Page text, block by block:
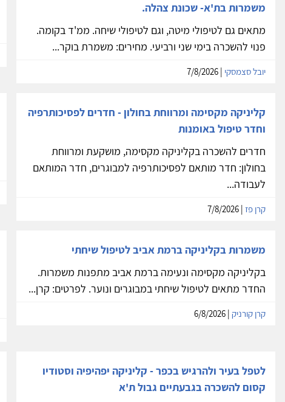
משמרות בת'א- שכונת צהלה.
מתאים גם לטיפולי מיטה, וגם לטיפולי שיחה. ממ'ד בקומה.
פנוי להשכרה בימי שני ורביעי. מחירים: משמרת בוקר...
יובל סצמסקי
קליניקה מקסימה ומרווחת בחולון - חדרים לפסיכותרפיה
וחדר טיפול באומנות
חדרים להשכרה בקליניקה מקסימה, מושקעת ומרווחת
בחולון: חדר מותאם לפסיכותרפיה למבוגרים, חדר המותאם
לעבודה...
קרן פז
משמרות בקליניקה ברמת אביב לטיפול שיחתי
בקליניקה מקסימה ונעימה ברמת אביב מתפנות משמרות.
החדר מתאים לטיפול שיחתי במבוגרים ונוער. לפרטים: קרן...
קרן קורניק
לטפל בעיר ולהרגיש בכפר - קליניקה יפהיפיה וסטודיו
קסום להשכרה בגבעתיים גבול ת'א